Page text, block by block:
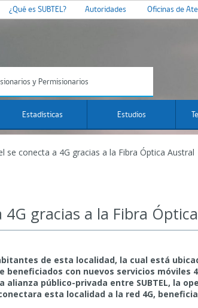
¿Qué es SUBTEL? Autoridades Oficinas de
y Permisionarios
Estadísticas Estudios
se conecta a 4G gracias a la Fibra Óptica Austral
4G gracias a la Fibra
de esta localidad, la cual está
con nuevos servicios móviles
alianza público-privada entre SUBTEL, la
esta localidad a la red 4G,